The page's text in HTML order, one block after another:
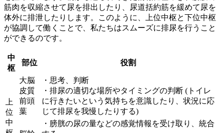
筋肉を収縮させて尿を排出したり、尿道括約筋を緩めて尿を
体外に排泄したりします。このように、上位中枢と下位中枢
が協調して働くことで、私たちはスムーズに排尿を行うこと
ができるのです。
中
枢
部位 役割
上
位
中
大脳
皮質
前頭
葉
・思考、判断
・排尿の適切な場所やタイミングの判断 (トイレ
に行きたいという気持ちを意識したり、状況に応
じて排尿を我慢したりする)
・膀胱の尿の量などの感覚情報を受け取り、統合